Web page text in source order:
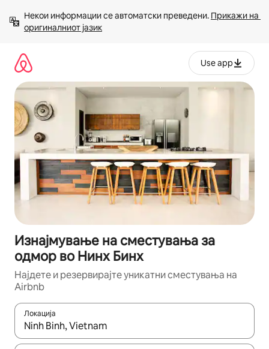
содржина
Некои информации се автоматски преведени. Прикажи на
оригиналниот јазик
Use app
Изнајмување на сместувања за
одмор во Нинх Бинх
Најдете и резервирајте уникатни сместувања на
Airbnb
Локација
Кога резултатите се достапни, движете се со копчињата